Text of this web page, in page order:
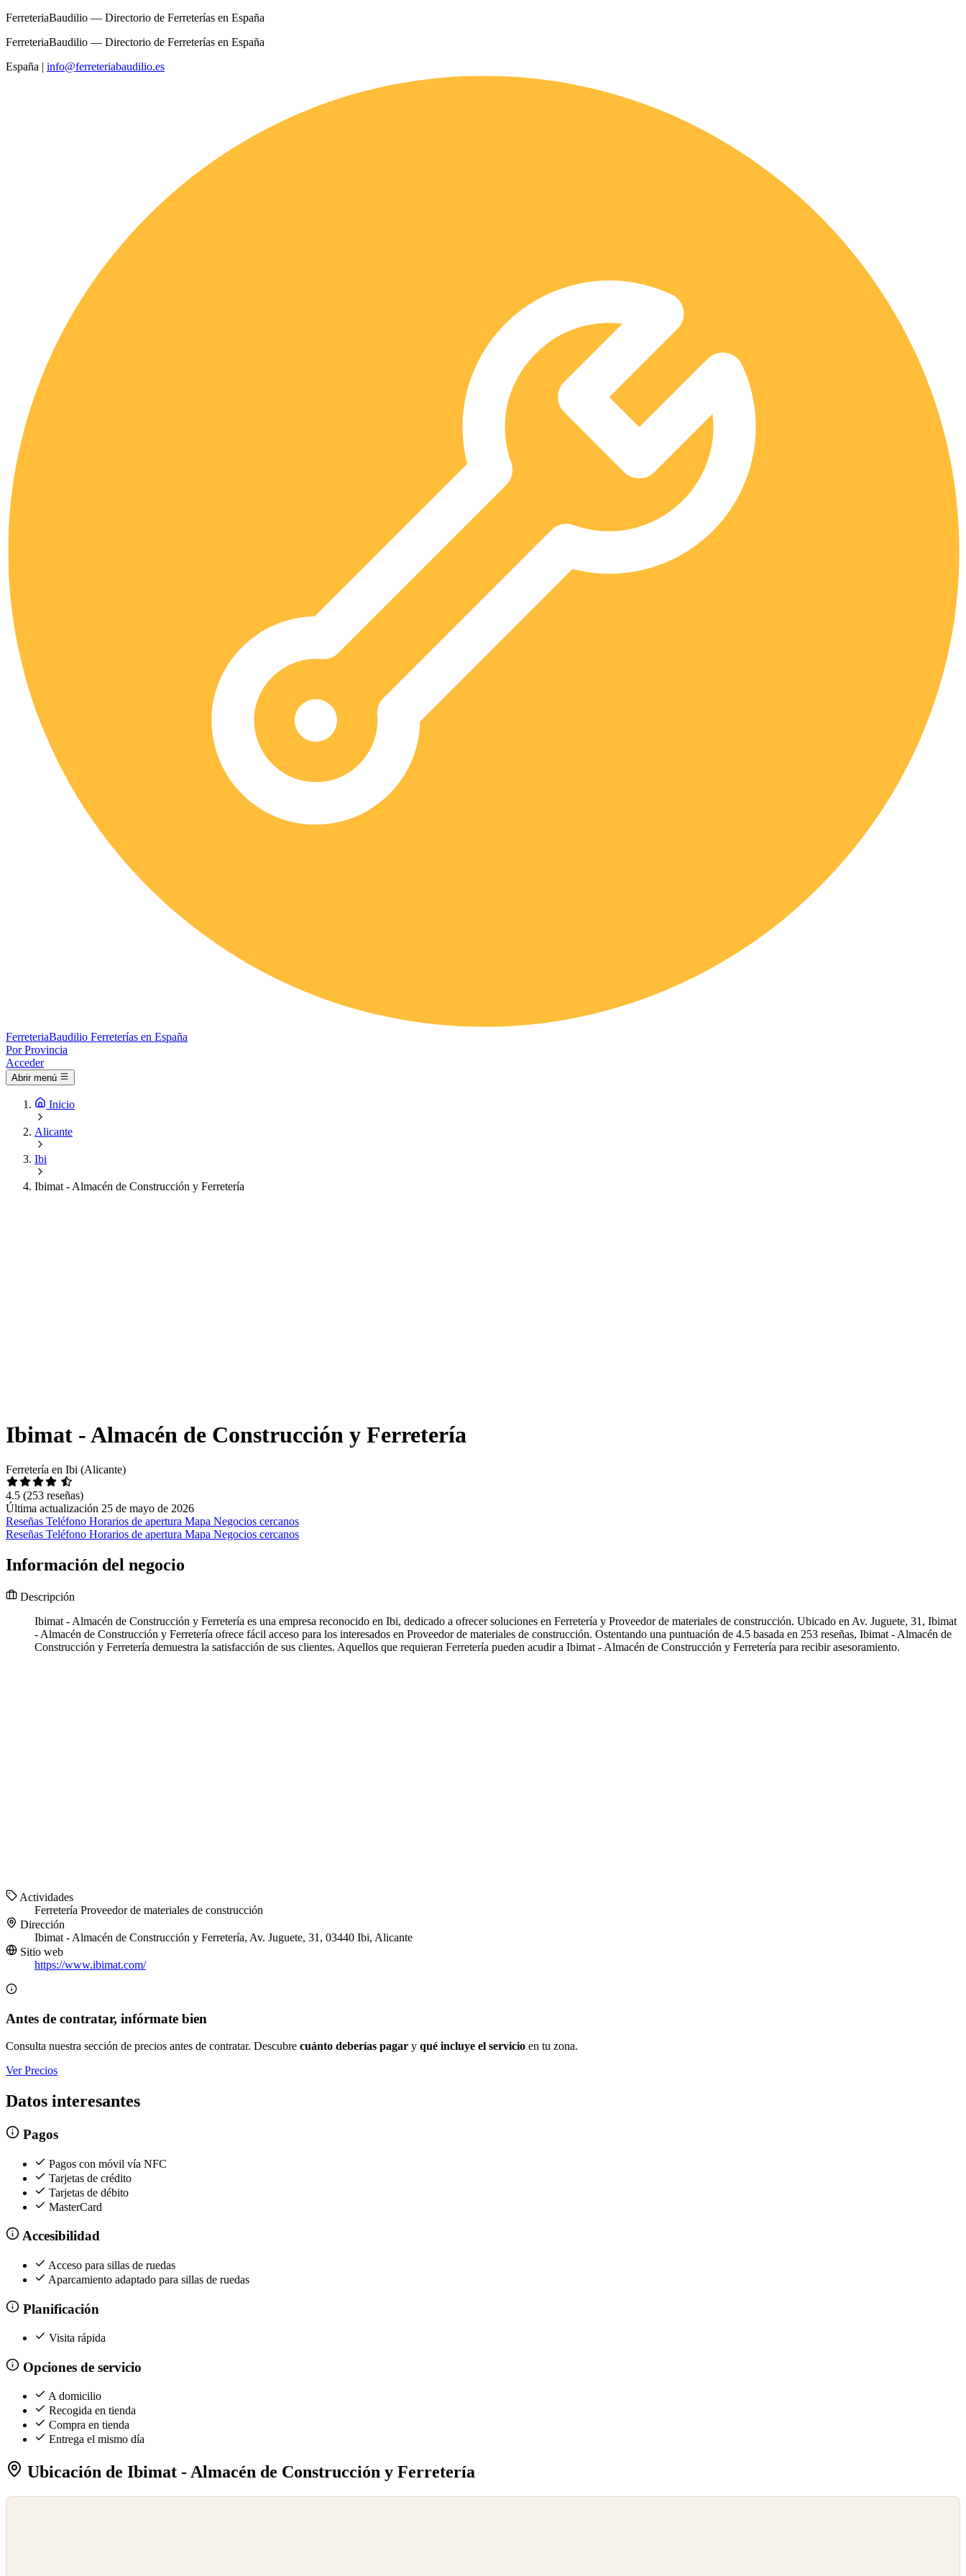
FerreteriaBaudilio — Directorio de Ferreterías en España
FerreteriaBaudilio — Directorio de Ferreterías en España
España | info@ferreteriabaudilio.es
FerreteriaBaudilio Ferreterías en España
Por Provincia
Acceder
Abrir menú
Inicio
Alicante
Ibi
Ibimat - Almacén de Construcción y Ferretería
Ibimat - Almacén de Construcción y Ferretería
Ferretería en Ibi (Alicante)
4.5 (253 reseñas)
Última actualización 25 de mayo de 2026
Reseñas Teléfono Horarios de apertura Mapa Negocios cercanos
Reseñas Teléfono Horarios de apertura Mapa Negocios cercanos
Información del negocio
Descripción
Ibimat - Almacén de Construcción y Ferretería es una empresa reconocido en Ibi, dedicado a ofrecer soluciones en Ferretería y Proveedor de materiales de construcción. Ubicado en Av. Juguete, 31, Ibimat
- Almacén de Construcción y Ferretería ofrece fácil acceso para los interesados en Proveedor de materiales de construcción. Ostentando una puntuación de 4.5 basada en 253 reseñas, Ibimat - Almacén de
Construcción y Ferretería demuestra la satisfacción de sus clientes. Aquellos que requieran Ferretería pueden acudir a Ibimat - Almacén de Construcción y Ferretería para recibir asesoramiento.
Actividades
Ferretería Proveedor de materiales de construcción
Dirección
Ibimat - Almacén de Construcción y Ferretería, Av. Juguete, 31, 03440 Ibi, Alicante
Sitio web
https://www.ibimat.com/
Antes de contratar, infórmate bien
Consulta nuestra sección de precios antes de contratar. Descubre cuánto deberías pagar y qué incluye el servicio en tu zona.
Ver Precios
Datos interesantes
Pagos
Pagos con móvil vía NFC
Tarjetas de crédito
Tarjetas de débito
MasterCard
Accesibilidad
Acceso para sillas de ruedas
Aparcamiento adaptado para sillas de ruedas
Planificación
Visita rápida
Opciones de servicio
A domicilio
Recogida en tienda
Compra en tienda
Entrega el mismo día
Ubicación de Ibimat - Almacén de Construcción y Ferretería